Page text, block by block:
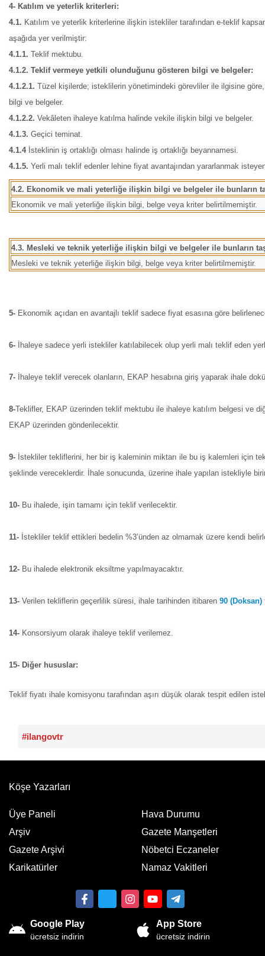
4- Katılım ve yeterlik kriterleri:
4.1. Katılım ve yeterlik kriterlerine ilişkin istekliler tarafından e-teklif
aşağıda yer verilmiştir:
4.1.1. Teklif mektubu.
4.1.2. Teklif vermeye yetkili olunduğunu gösteren bilgi ve belgeler:
4.1.2.1. Tüzel kişilerde; isteklilerin yönetimindeki görevliler ile ilgisine
bilgi ve belgeler.
4.1.2.2. Vekâleten ihaleye katılma halinde vekile ilişkin bilgi ve belgeler.
4.1.3. Geçici teminat.
4.1.4 İsteklinin iş ortaklığı olması halinde iş ortaklığı beyannamesi.
4.1.5. Yerli malı teklif edenler lehine fiyat avantajından yararlanmak
4.2. Ekonomik ve mali yeterliğe ilişkin bilgi ve belgeler ile bunların
Ekonomik ve mali yeterliğe ilişkin bilgi, belge veya kriter belirtilmemiştir.
4.3. Mesleki ve teknik yeterliğe ilişkin bilgi ve belgeler ile bunların
Mesleki ve teknik yeterliğe ilişkin bilgi, belge veya kriter belirtilmemiştir.
5- Ekonomik açıdan en avantajlı teklif sadece fiyat esasına göre
6- İhaleye sadece yerli istekliler katılabilecek olup yerli malı teklif eden
7- İhaleye teklif verecek olanların, EKAP hesabına giriş yaparak ihale
8-Teklifler, EKAP üzerinden teklif mektubu ile ihaleye katılım belgesi ve
EKAP üzerinden gönderilecektir.
9- İstekliler tekliflerini, her bir iş kaleminin miktarı ile bu iş kalemleri için
şeklinde vereceklerdir. İhale sonucunda, üzerine ihale yapılan istekliyle
10- Bu ihalede, işin tamamı için teklif verilecektir.
11- İstekliler teklif ettikleri bedelin %3’ünden az olmamak üzere kendi
12- Bu ihalede elektronik eksiltme yapılmayacaktır.
13- Verilen tekliflerin geçerlilik süresi, ihale tarihinden itibaren 90 (Doksan)
14- Konsorsiyum olarak ihaleye teklif verilemez.
15- Diğer hususlar:
Teklif fiyatı ihale komisyonu tarafından aşırı düşük olarak tespit edilen
#ilangovtr
Köşe Yazarları
Üye Paneli
Arşiv
Gazete Arşivi
Karikatürler
Hava Durumu
Gazete Manşetleri
Nöbetci Eczaneler
Namaz Vakitleri
Google Play
ücretsiz indirin
App Store
ücretsiz indirin